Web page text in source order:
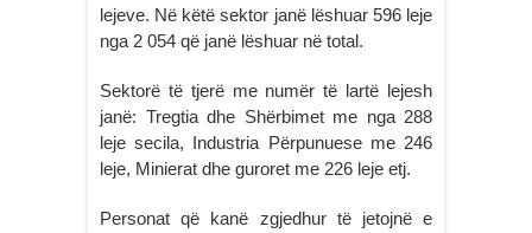
lejeve. Në këtë sektor janë lëshuar 596 leje
nga 2 054 që janë lëshuar në total.
Sektorë të tjerë me numër të lartë lejesh
janë: Tregtia dhe Shërbimet me nga 288
leje secila, Industria Përpunuese me 246
leje, Minierat dhe guroret me 226 leje etj.
Personat që kanë zgjedhur të jetojnë e